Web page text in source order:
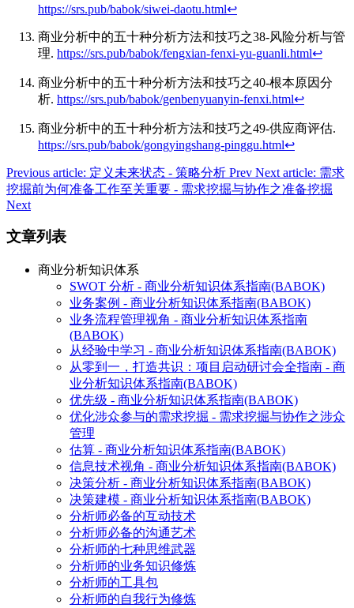
https://srs.pub/babok/siwei-daotu.html↩︎
商业分析中的五十种分析方法和技巧之38-风险分析与管
理. https://srs.pub/babok/fengxian-fenxi-yu-guanli.html↩︎
商业分析中的五十种分析方法和技巧之40-根本原因分
析. https://srs.pub/babok/genbenyuanyin-fenxi.html↩︎
商业分析中的五十种分析方法和技巧之49-供应商评估.
https://srs.pub/babok/gongyingshang-pinggu.html↩︎
Previous article: 定义未来状态 - 策略分析 Prev Next article: 需求
挖掘前为何准备工作至关重要 - 需求挖掘与协作之准备挖掘
Next
文章列表
商业分析知识体系
SWOT 分析 - 商业分析知识体系指南(BABOK)
业务案例 - 商业分析知识体系指南(BABOK)
业务流程管理视角 - 商业分析知识体系指南
(BABOK)
从经验中学习 - 商业分析知识体系指南(BABOK)
从零到一，打造共识：项目启动研讨会全指南 - 商
业分析知识体系指南(BABOK)
优先级 - 商业分析知识体系指南(BABOK)
优化涉众参与的需求挖掘 - 需求挖掘与协作之涉众
管理
估算 - 商业分析知识体系指南(BABOK)
信息技术视角 - 商业分析知识体系指南(BABOK)
决策分析 - 商业分析知识体系指南(BABOK)
决策建模 - 商业分析知识体系指南(BABOK)
分析师必备的互动技术
分析师必备的沟通艺术
分析师的七种思维武器
分析师的业务知识修炼
分析师的工具包
分析师的自我行为修炼